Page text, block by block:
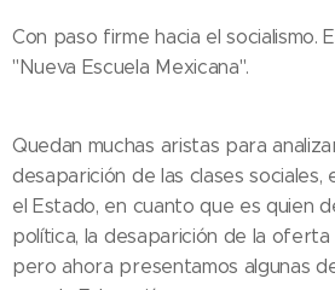
Con paso firme hacia el socialismo.
"Nueva Escuela Mexicana".
Quedan muchas aristas para
desaparición de las clases
el Estado, en cuanto que es quien
política, la desaparición de la oferta
pero ahora presentamos algunas